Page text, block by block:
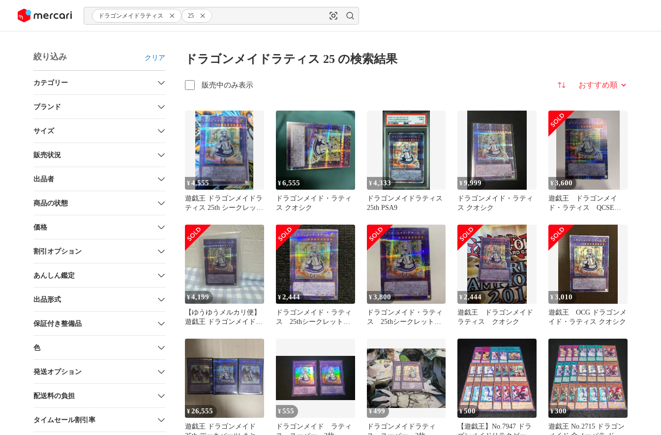
ツにスキップ ドラゴンメイドラティス 25
絞り込み クリア
カテゴリー
ブランド
サイズ
販売状況
出品者
商品の状態
価格
割引オプション
あんしん鑑定
出品形式
保証付き整備品
色
発送オプション
配送料の負担
タイムセール割引率
ドラゴンメイドラティス 25 の検索結果
販売中のみ表示 並び替え
¥4,555
遊戯王 ドラゴンメイドラ
ティス 25th シークレット
¥6,555
ドラゴンメイド・ラティ
ス クオシク
¥4,333
ドラゴンメイドラティス
25th PSA9
¥9,999
ドラゴンメイド・ラティ
ス クオシク
¥3,600
遊戯王 ドラゴンメイ
ド・ラティス QCSE・
¥4,199
【ゆうゆうメルカリ便】
遊戯王 ドラゴンメイド・
¥2,444
ドラゴンメイド・ラティ
ス 25thシークレットレ
¥3,800
ドラゴンメイド・ラティ
ス 25thシークレットレ
¥ 2,444
遊戯王 ドラゴンメイド
ラティス クオシク
¥3,010
遊戯王 OCG ドラゴンメ
イド・ラティス クオシク
¥26,555
遊戯王 ドラゴンメイド
¥555
ドラゴンメイド ラティ
¥499
ドラゴンメイドラティ
¥500
【遊戯王】No.7947 ドラ
¥300
遊戯王 No.2715 ドラゴン